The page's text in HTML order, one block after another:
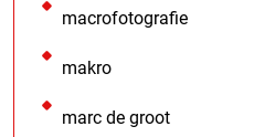
macrofotografie
makro
marc de groot